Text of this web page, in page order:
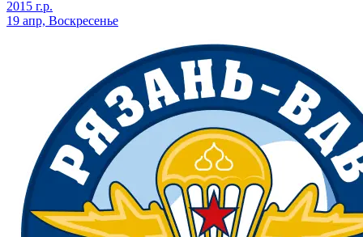
2015 г.р.
19 апр, Воскресенье